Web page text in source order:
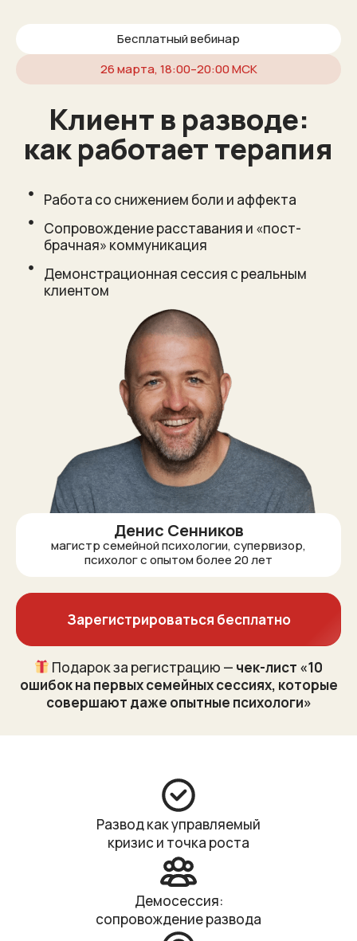
Бесплатный вебинар
26 марта, 18:00–20:00 МСК
Клиент в разводе:
как работает терапия
Работа со снижением боли и аффекта
Сопровождение расставания и «пост-
брачная» коммуникация
Демонстрационная сессия с реальным
клиентом
Денис Сенников
магистр семейной психологии, супервизор,
психолог с опытом более 20 лет
Зарегистрироваться бесплатно
Подарок за регистрацию — чек-лист «10
ошибок на первых семейных сессиях, которые
совершают даже опытные психологи»
Развод как управляемый
кризис и точка роста
Демосессия:
сопровождение развода